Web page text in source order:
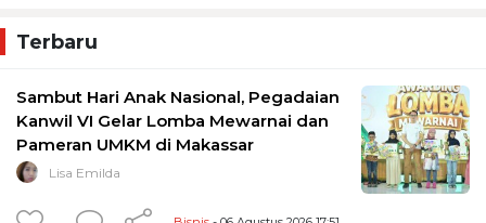
Terbaru
Sambut Hari Anak Nasional, Pegadaian
Kanwil VI Gelar Lomba Mewarnai dan
Pameran UMKM di Makassar
Lisa Emilda